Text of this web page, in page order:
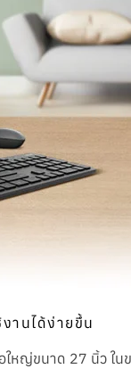
านได้ง่ายขึ้น
หญ่ขนาด 27 นิ้ว ใน